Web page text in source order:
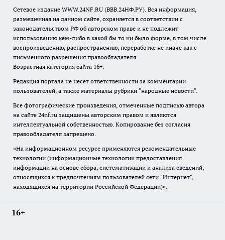
Сетевое издание WWW.24NF.RU (ВВВ.24НФ.РУ). Вся информация,
размещенная на данном сайте, охраняется в соответствии с
законодательством РФ об авторском праве и не подлежит
использованию кем-либо в какой бы то ни было форме, в том числе
воспроизведению, распространению, переработке не иначе как с
письменного разрешения правообладателя.
Возрастная категория сайта 16+.
Редакция портала не несет ответственности за комментарии
пользователей, а также материалы рубрики "народные новости".
Все фотографические произведения, отмеченные подписью автора
на сайте 24nf.ru защищены авторским правом и являются
интеллектуальной собственностью. Копирование без согласия
правообладателя запрещено.
«На информационном ресурсе применяются рекомендательные
технологии (информационные технологии предоставления
информации на основе сбора, систематизации и анализа сведений,
относящихся к предпочтениям пользователей сети "Интернет",
находящихся на территории Российской Федерации)».
16+